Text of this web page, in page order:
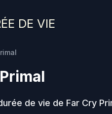
DE VIE
de vie de Far Cry